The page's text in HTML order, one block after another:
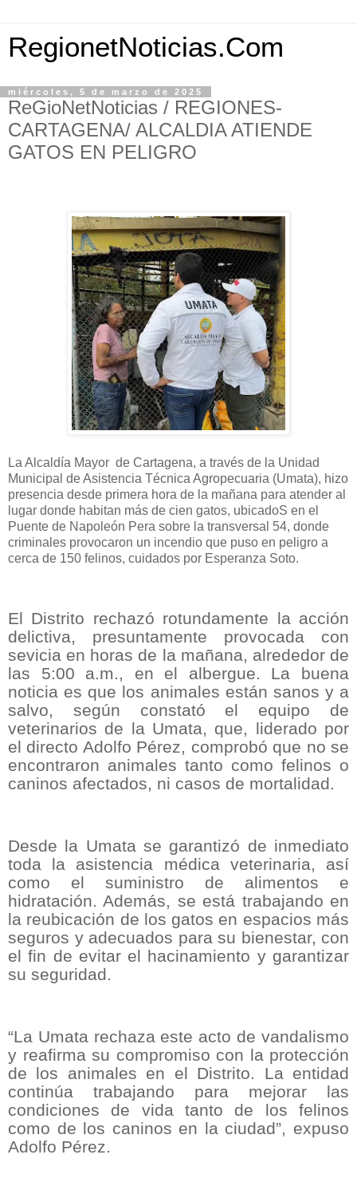
RegionetNoticias.Com
miércoles, 5 de marzo de 2025
ReGioNetNoticias / REGIONES-
CARTAGENA/ ALCALDIA ATIENDE
GATOS EN PELIGRO
La Alcaldía Mayor de Cartagena, a través de la Unidad
Municipal de Asistencia Técnica Agropecuaria (Umata), hizo
presencia desde primera hora de la mañana para atender al
lugar donde habitan más de cien gatos, ubicadoS en el
Puente de Napoleón Pera sobre la transversal 54, donde
criminales provocaron un incendio que puso en peligro a
cerca de 150 felinos, cuidados por Esperanza Soto.
El Distrito rechazó rotundamente la acción
delictiva, presuntamente provocada con
sevicia en horas de la mañana, alrededor de
las 5:00 a.m., en el albergue. La buena
noticia es que los animales están sanos y a
salvo, según constató el equipo de
veterinarios de la Umata, que, liderado por
el directo Adolfo Pérez, comprobó que no se
encontraron animales tanto como felinos o
caninos afectados, ni casos de mortalidad.
Desde la Umata se garantizó de inmediato
toda la asistencia médica veterinaria, así
como el suministro de alimentos e
hidratación. Además, se está trabajando en
la reubicación de los gatos en espacios más
seguros y adecuados para su bienestar, con
el fin de evitar el hacinamiento y garantizar
su seguridad.
“La Umata rechaza este acto de vandalismo
y reafirma su compromiso con la protección
de los animales en el Distrito. La entidad
continúa trabajando para mejorar las
condiciones de vida tanto de los felinos
como de los caninos en la ciudad”, expuso
Adolfo Pérez.